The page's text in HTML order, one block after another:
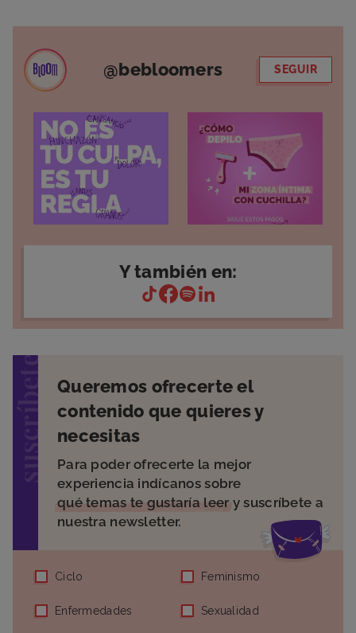
@bebloomers SEGUIR
Y también en:
Queremos ofrecerte el
contenido que quieres y
necesitas
Para poder ofrecerte la mejor
experiencia indícanos sobre
qué temas te gustaría leer y suscríbete a
nuestra newsletter.
Ciclo Feminismo
Enfermedades Sexualidad